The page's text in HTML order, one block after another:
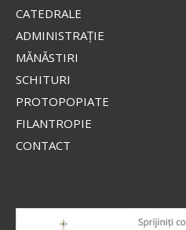
Fraților, lauda
conștiinței noastre că
cei ce zic că nu este
CATEDRALE
ADMINISTRAŢIE
MĂNĂSTIRI
SCHITURI
PROTOPOPIATE
FILANTROPIE
CONTACT